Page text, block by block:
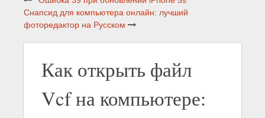
Снапсид для компьютера онлайн: лучший
фоторедактор на Русском
Как открыть файл
Vcf на компьютере: